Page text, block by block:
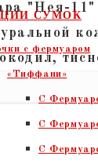
СУМОК
c фермуаром
«Тиффани»
С
С
С
"Нея-